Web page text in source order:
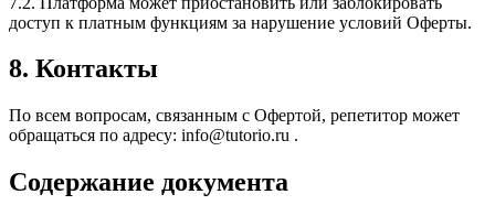
доступ к платным функциям за нарушение условий Оферты.
8. Контакты
По всем вопросам, связанным с Офертой, репетитор может
обращаться по адресу: info@tutorio.ru .
Содержание документа